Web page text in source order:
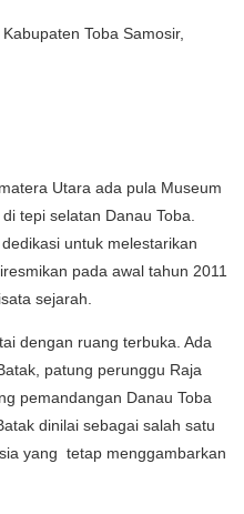
Toba Samosir,
Utara ada pula Museum
tepi selatan Danau Toba.
untuk melestarikan
pada awal tahun 2011
sejarah.
dengan ruang terbuka. Ada
patung perunggu Raja
pemandangan Danau Toba
dinilai sebagai salah satu
yang tetap menggambarkan